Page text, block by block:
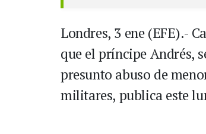
Londres, 3 ene (EFE).-
que el príncipe Andrés,
presunto abuso de
militares, publica este